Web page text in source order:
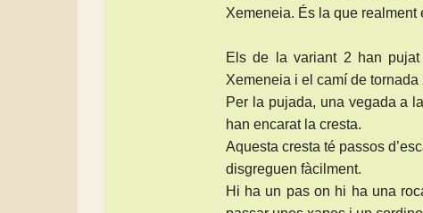
Xemeneia. És la que realment
Els de la variant 2 han
Xemeneia i el camí de
Per la pujada, una vegada a
han encarat la cresta.
Aquesta cresta té passos
disgreguen fàcilment.
Hi ha un pas on hi ha una